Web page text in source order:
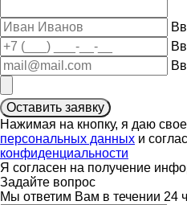
Оставить заявку
Нажимая на кнопку, я даю
персональных данных и
конфиденциальности
Я согласен на получение
Задайте вопрос
Мы ответим Вам в течении 24